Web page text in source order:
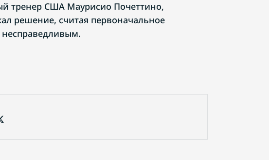
тренер США Маурисио Почеттино,
решение, считая первоначальное
несправедливым.